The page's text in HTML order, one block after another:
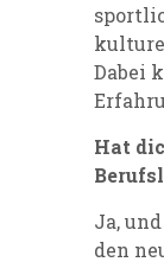
Dabei
Hat
Ja,
den